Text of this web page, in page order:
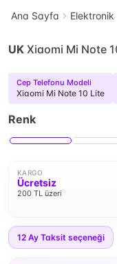
Ana Sayfa Elektronik
UK Xiaomi Mi Note
Cep Telefonu Modeli
Xiaomi Mi Note 10 Lite
Renk
KARGO
Ücretsiz
200 TL üzeri
12 Ay Taksit seçeneği